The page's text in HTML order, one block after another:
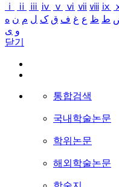
ⅰ
ⅱ ⅲ ⅳ ⅴ ⅵ ⅶ ⅷ ⅸ
ط ظ ع غ ف ق ک ل م ن ه
و ی
닫기
통합검색
국내학술논문
학위논문
해외학술논문